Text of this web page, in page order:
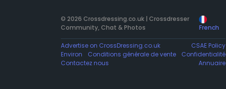
© 2026 Crossdressing.co.uk | Crossdresser
Community, Chat & Photos
French
Advertise on CrossDressing.co.uk
CSAE Policy
Environ
Conditions générale de vente
Confidentialité
Contactez nous
Annuaire